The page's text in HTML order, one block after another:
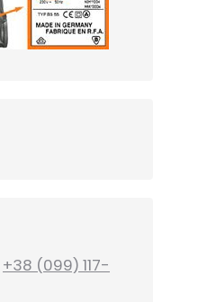
+38 (099) 117-